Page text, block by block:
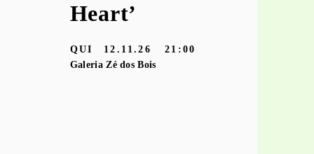
Heart’
QUI 12.11.26
21:00
Galeria Zé dos Bois